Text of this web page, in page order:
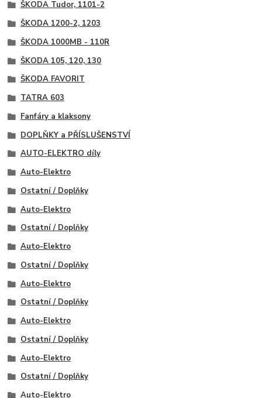
ŠKODA Tudor, 1101-2
ŠKODA 1200-2, 1203
ŠKODA 1000MB - 110R
ŠKODA 105, 120, 130
ŠKODA FAVORIT
TATRA 603
Fanfáry a klaksony
DOPLŇKY a PŘÍSLUŠENSTVÍ
AUTO-ELEKTRO díly
Auto-Elektro
Ostatní / Doplňky
Auto-Elektro
Ostatní / Doplňky
Auto-Elektro
Ostatní / Doplňky
Auto-Elektro
Ostatní / Doplňky
Auto-Elektro
Ostatní / Doplňky
Auto-Elektro
Ostatní / Doplňky
Auto-Elektro